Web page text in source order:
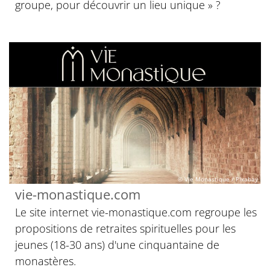
groupe, pour découvrir un lieu unique » ?
© Vie Monastique / PIxabay
vie-monastique.com
Le site internet vie-monastique.com regroupe les
propositions de retraites spirituelles pour les
jeunes (18-30 ans) d'une cinquantaine de
monastères.